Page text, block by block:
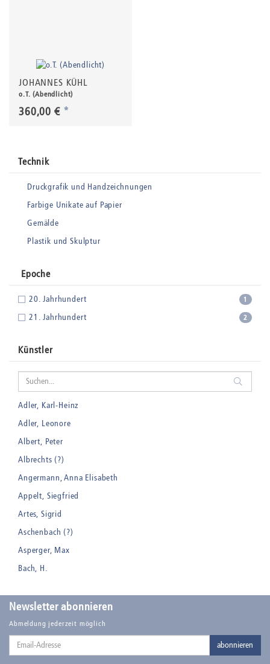
JOHANNES KÜHL
o.T. (Abendlicht)
360,00 € *
Technik
Druckgrafik und Handzeichnungen
Farbige Unikate auf Papier
Gemälde
Plastik und Skulptur
Epoche
1
20. Jahrhundert
2
21. Jahrhundert
Künstler
Adler, Karl-Heinz
Adler, Leonore
Albert, Peter
Albrechts (?)
Angermann, Anna Elisabeth
Appelt, Siegfried
Artes, Sigrid
Aschenbach (?)
Asperger, Max
Bach, H.
Balden, Theo , eigentlich Otto Koehler
Balden-Wolff, Annemarie
Bankroth, Bernd
Bankroth, Ursula
Newsletter abonnieren
Abmeldung jederzeit möglich
Email-
abonnieren